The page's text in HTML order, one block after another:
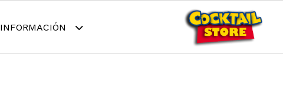
INFORMACIÓN